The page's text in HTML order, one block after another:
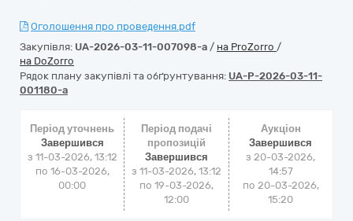
Оголошення про проведення.pdf
Закупівля: UA-2026-03-11-007098-a / на ProZorro /
на DoZorro
Рядок плану закупівлі та обґрунтування: UA-P-2026-03-11-
001180-a
Період уточнень
Завершився
з 11-03-2026, 13:12
по 16-03-2026,
00:00
Період подачі
пропозицій
Завершився
з 11-03-2026, 13:12
по 19-03-2026,
12:00
Аукціон
Завершився
з20-03-2026,
14:57
по 20-03-2026,
15:20